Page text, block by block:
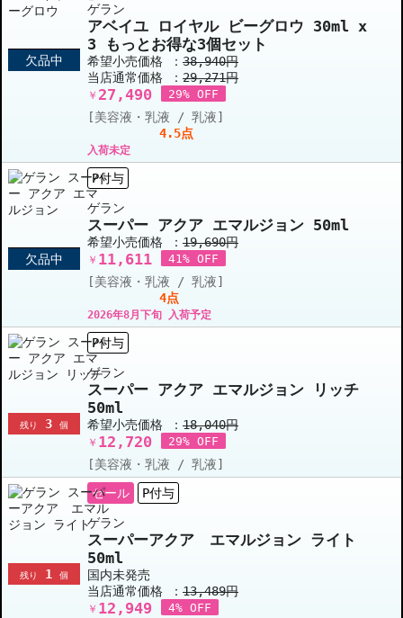
欠品中
ゲラン
アベイユ ロイヤル ビーグロウ 30ml x
3 もっとお得な3個セット
希望小売価格 ： 38,940円
当店通常価格 ： 29,271円
￥ 27,490 29% OFF
[美容液・乳液 / 乳液]
4.5点
入荷未定
欠品中
P付与
ゲラン
スーパー アクア エマルジョン 50ml
希望小売価格 ： 19,690円
￥ 11,611 41% OFF
[美容液・乳液 / 乳液]
4点
2026年8月下旬 入荷予定
残り 3 個
P付与
ゲラン
スーパー アクア エマルジョン リッチ
50ml
希望小売価格 ： 18,040円
￥ 12,720 29% OFF
[美容液・乳液 / 乳液]
残り 1 個
セール P付与
ゲラン
スーパーアクア エマルジョン ライト
50ml
国内未発売
当店通常価格 ： 13,489円
￥ 12,949 4% OFF